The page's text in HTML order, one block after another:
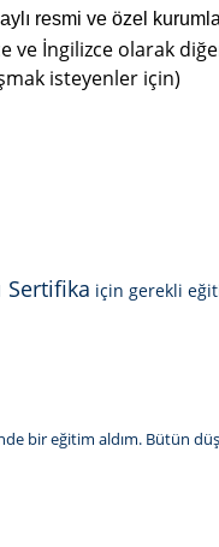
resmi ve özel
ve İngilizce olarak
isteyenler için)
Sertifika için gerekli
bir eğitim aldım.